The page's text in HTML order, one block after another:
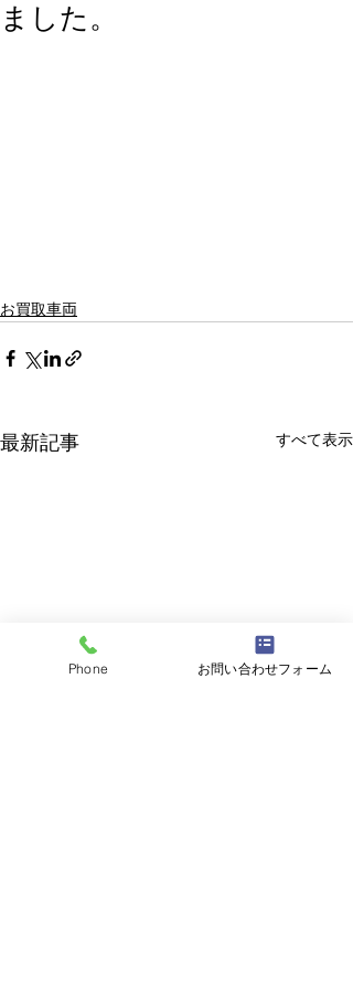
ました。
お買取車両
最新記事 すべて表示
Phone お問い合わせフォーム